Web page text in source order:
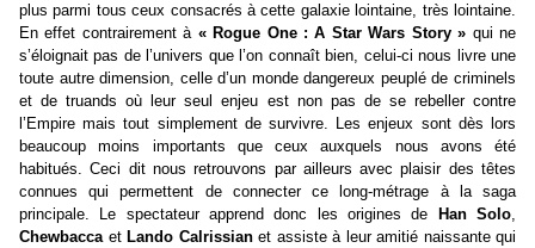
plus parmi tous ceux consacrés à cette galaxie lointaine, très lointaine.
En effet contrairement à « Rogue One : A Star Wars Story » qui ne
s’éloignait pas de l’univers que l’on connaît bien, celui-ci nous livre une
toute autre dimension, celle d’un monde dangereux peuplé de criminels
et de truands où leur seul enjeu est non pas de se rebeller contre
l’Empire mais tout simplement de survivre. Les enjeux sont dès lors
beaucoup moins importants que ceux auxquels nous avons été
habitués. Ceci dit nous retrouvons par ailleurs avec plaisir des têtes
connues qui permettent de connecter ce long-métrage à la saga
principale. Le spectateur apprend donc les origines de
Han Solo,
Chewbaccaet Lando Calrissianet assiste à leur amitié naissante qui